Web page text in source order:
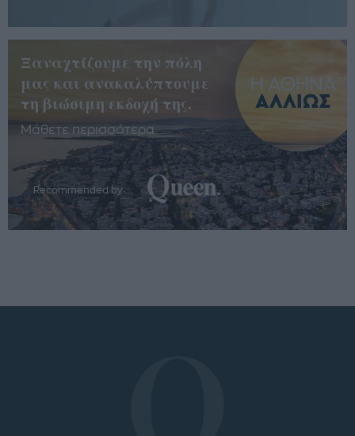
Ξαναχτίζουμε την πόλη
μας και ανακαλύπτουμε
τη βιώσιμη εκδοχή της.
Μάθετε περισσότερα
Recommended by